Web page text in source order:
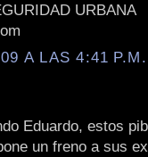
URBANA
A LAS 4:41 P.M.
Eduardo, estos
un freno a sus